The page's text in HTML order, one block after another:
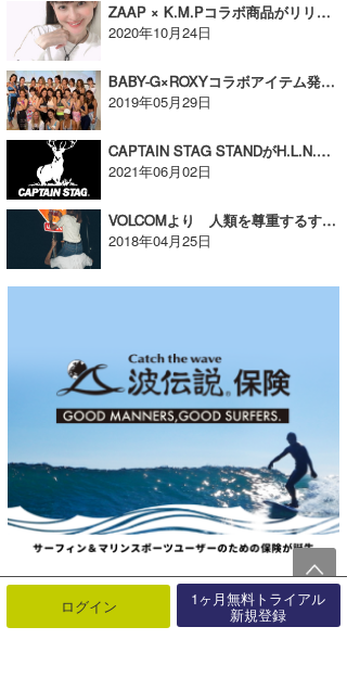
ZAAP × K.M.Pコラボ商品がリリース！【AD】
2020年10月24日
BABY-G×ROXYコラボアイテム発売記念イベント「Girls Fit Party」が開催された!
2019年05月29日
CAPTAIN STAG STANDがH.L.N.A STORE Shonanに6/4(金)オープン！【AD】
2021年06月02日
VOLCOMより 人類を尊重するすべての人たちに捧げる”STOP HATRED”COLLECTION【AD】
2018年04月25日
ログイン 1ヶ月無料トライアル
新規登録